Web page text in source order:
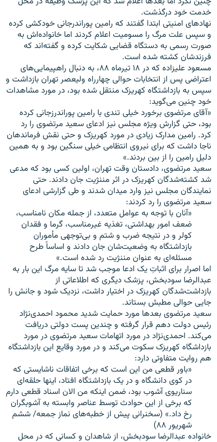
خدمت خود درگذشت.
نهادهای امنیتی ابتدا گفتند که رامین پوراندرجانی خودکشی کرده
و سپس علت مرگ را مسومیت اعلام کردند اما خانواده‌اش به
صورت رسمی به دستگاه قضایی شکایت کرده و گفته‌اند که
فرزندشان کشته شده است.
مسعود علیزاده که در ۱۸ تیرماه ۸۸، به دنبال راهپیمایی‌های
اعتراضی پس از انتخابات حوالی چهارراه ولیعصر تهران بازداشت و
سپس به بازداشتگاه کهریزک منتقل شده بود، در مورد مشاهدات
خود چنین می‌گوید:
«آقای مرتضوی برخورد خیلی تندی با رامین پوراندرزجانی کرده
بود، حتی گزارش ویژه مجلس نیز ادعای سعید مرتضوی را رد
کرد. رامین مدارک زیادی در مورد کهریزک و حتی نقش فرماندهان
ناجا داشت که برای نیروی انتظامی خیلی سنگین بود و به همین
دلیل رامین را از بین بردند.»
سعید مرتضوی، دادستان وقت تهران، اولین کسی بود که مدعی
شد کشته‌شدگان کهریزک در اثر مننژیت جان دادند. حتی
نمایندگان مجلس نیز وارد میدان شدند و طی گزارشی ادعای
سعید مرتضوی را رد کردند:
«آنان با توجه به عوامل متعدد، از جمله مکان نامناسب،
ضعف امور بهداشتی، تغذیه غیرمناسب، گرما و فقدان
کولر و در نتیجه ضرب و شتم و بی‌توجهی مأموران
بازداشتگاه به وضعیت‌شان جان دادند و اساساً طرح
مسئله‌ای به عنوان مننژیت رد شده است.»
اما اصرار برای اثباتِ یک ادعا موجب شد تا سایه مرگ این بار به
عبدالرضا سودبخش، پزشک دیگری که اطلاعاتی از
بازداشت‌شدگان کهریزک در اختیار داشت، نزدیک شود و جانش را
جایی حوالی مطبش بستاند.
سعید مرتضوی بعدها مورد حمایت شدید محمود احمدی‌نژاد
رئیس دولت دهم قرار گرفته و چندین پست دولتی دریافت
می‌کند. احمدی‌نژاد در مورد اتهامات سعید مرتضوی در مورد
بازداشگاه کهریزک سکوت می‌کند و در مورد وقایع این بازداشتگاه
هم روایت متفاوتی دارد:
«باور قطعی من این است که برخی اتفاقات ناشایستی که
در کوی دانشگاه و در یک بازداشتگاه افتاد، اینها حلقه‌ای
سناریوی آشوب بود، ضمن اینکه من الان اسناد قطعی دارم
که برخی از این حوادث توسط عناصر وابسته به آشوبگران
رخ داد.» (سخنرانی پیش از خطبه‌های نماز جمعه/ ششم
شهریور ۸۸)
خانواده عبدالرضا سودبخش، از شاهدان و کسانی که در محل